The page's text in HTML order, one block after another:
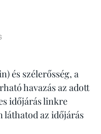
és szélerősség, a
havazás az adott
időjárás linkre
láthatod az időjárás